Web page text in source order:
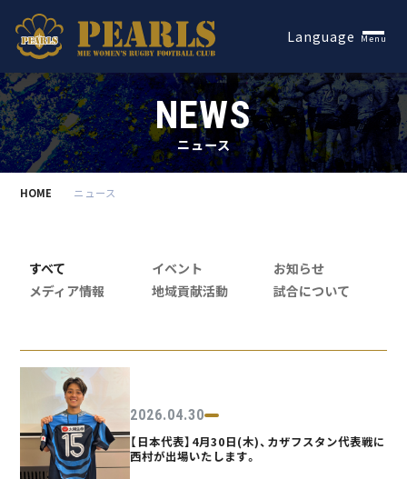
Language Menu
NEWS
ニュース
HOME ニュース
すべて イベント
お知らせ
メディア情報
地域貢献活動 試合について
2026.04.30
【日本代表】4月30日(木)、カザフスタン代表戦に
西村が出場いたします。